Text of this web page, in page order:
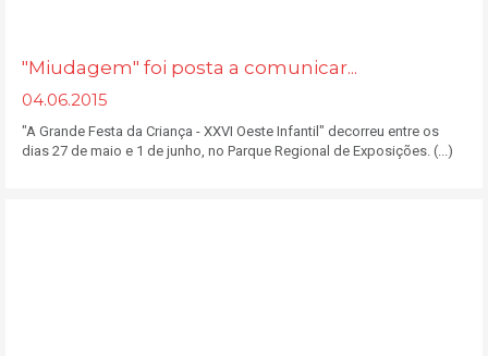
"Miudagem" foi posta a comunicar...
04.06.2015
"A Grande Festa da Criança - XXVI Oeste Infantil" decorreu entre os
dias 27 de maio e 1 de junho, no Parque Regional de Exposições. (...)